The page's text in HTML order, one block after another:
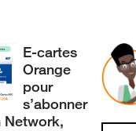
E-cartes
Orange
pour
s’abonner
Network,